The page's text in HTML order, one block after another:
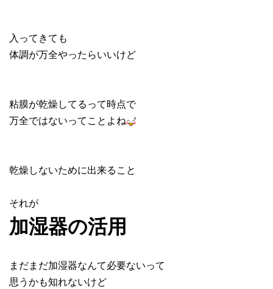
入ってきても
体調が万全やったらいいけど
粘膜が乾燥してるって時点で
万全ではないってことよね
乾燥しないために出来ること
それが
加湿器の活用
まだまだ加湿器なんて必要ないって
思うかも知れないけど